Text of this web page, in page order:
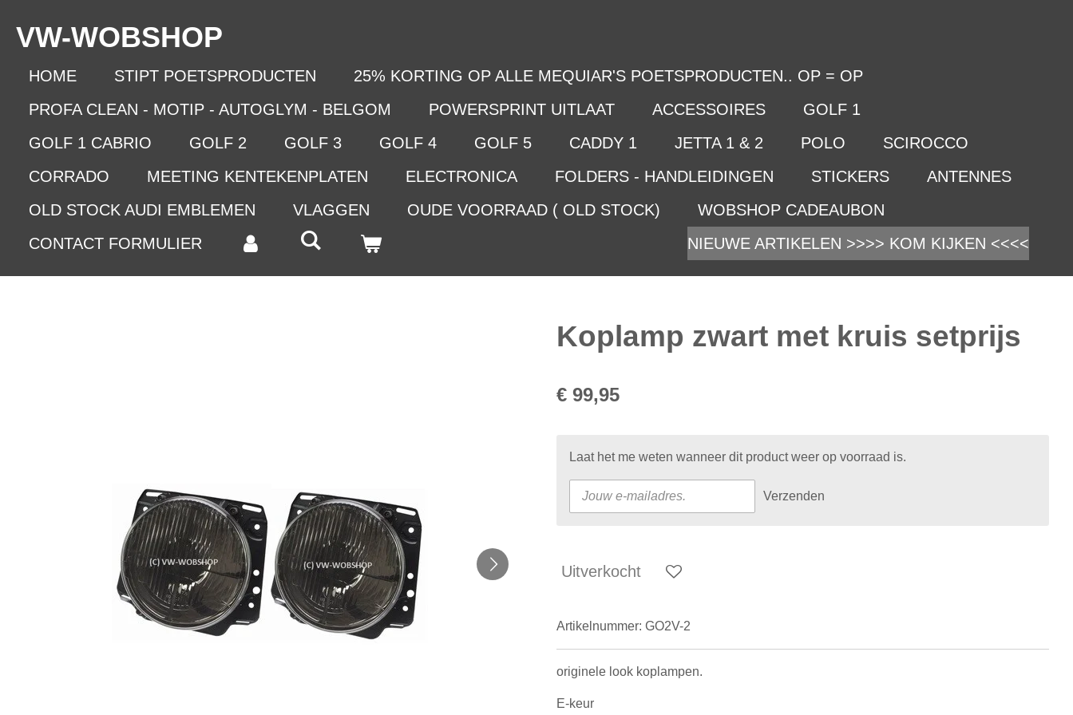
direct
VW-WOBSHOP
HOME STIPT POETSPRODUCTEN
25% KORTING OP ALLE MEQUIAR'S POETSPRODUCTEN.. OP = OP
PROFA CLEAN - MOTIP - AUTOGLYM - BELGOM
POWERSPRINT UITLAAT ACCESSOIRES
GOLF 1
GOLF 1 CABRIO
GOLF 2 GOLF 3 GOLF 4 GOLF 5 CADDY 1 JETTA 1 & 2 POLO
SCIROCCO
CORRADO
MEETING KENTEKENPLATEN ELECTRONICA FOLDERS - HANDLEIDINGEN STICKERS
ANTENNES
OLD STOCK AUDI EMBLEMEN
VLAGGEN OUDE VOORRAAD ( OLD STOCK)
WOBSHOP CADEAUBON
CONTACT FORMULIER
NIEUWE ARTIKELEN >>>> KOM KIJKEN <<<<
Koplamp zwart met kruis setprijs
€ 99,95
Laat het me weten wanneer dit product weer op voorraad is.
Verzenden
Uitverkocht
Artikelnummer: GO2V-2
originele look koplampen.
E-keur